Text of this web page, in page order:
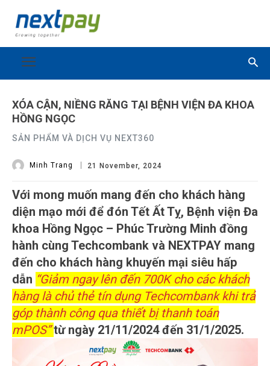
XÓA CẬN, NIỀNG RĂNG TẠI BỆNH VIỆN ĐA KHOA
HỒNG NGỌC
SẢN PHẨM VÀ DỊCH VỤ NEXT360
Minh Trang 21 November, 2024
Với mong muốn mang đến cho khách hàng
diện mạo mới để đón Tết Ất Tỵ, Bệnh viện Đa
khoa Hồng Ngọc – Phúc Trường Minh đồng
hành cùng Techcombank và NEXTPAY mang
đến cho khách hàng khuyến mại siêu hấp
dẫn “Giảm ngay lên đến 700K cho các khách
hàng là chủ thẻ tín dụng Techcombank khi trả
góp thành công qua thiết bị thanh toán
mPOS” từ ngày 21/11/2024 đến 31/1/2025.